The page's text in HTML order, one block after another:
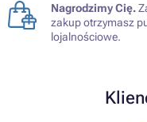
Nagrodzimy Cię.
zakup otrzymasz
lojalnościowe.